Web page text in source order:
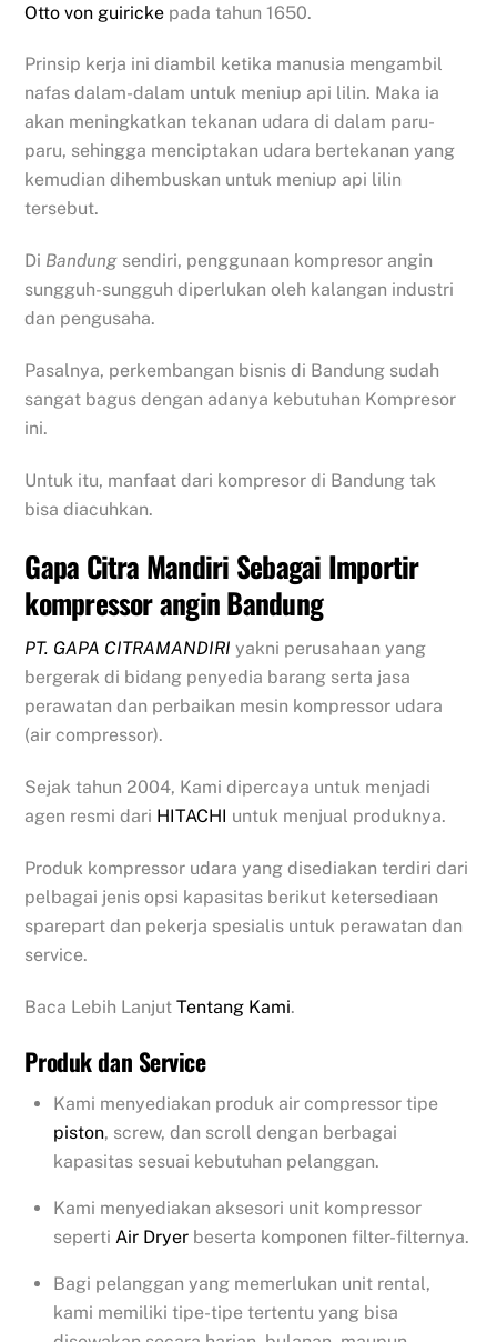
Otto von guiricke pada tahun 1650.
Prinsip kerja ini diambil ketika manusia mengambil
nafas dalam-dalam untuk meniup api lilin. Maka ia
akan meningkatkan tekanan udara di dalam paru-
paru, sehingga menciptakan udara bertekanan yang
kemudian dihembuskan untuk meniup api lilin
tersebut.
Di Bandung sendiri, penggunaan kompresor angin
sungguh-sungguh diperlukan oleh kalangan industri
dan pengusaha.
Pasalnya, perkembangan bisnis di Bandung sudah
sangat bagus dengan adanya kebutuhan Kompresor
ini.
Untuk itu, manfaat dari kompresor di Bandung tak
bisa diacuhkan.
Gapa Citra Mandiri Sebagai Importir
kompressor angin Bandung
PT. GAPA CITRAMANDIRI yakni perusahaan yang
bergerak di bidang penyedia barang serta jasa
perawatan dan perbaikan mesin kompressor udara
(air compressor).
Sejak tahun 2004, Kami dipercaya untuk menjadi
agen resmi dari HITACHI untuk menjual produknya.
Produk kompressor udara yang disediakan terdiri dari
pelbagai jenis opsi kapasitas berikut ketersediaan
sparepart dan pekerja spesialis untuk perawatan dan
service.
Baca Lebih LanjutTentang Kami.
Produk dan Service
Kami menyediakan produk air compressor tipe
piston, screw, dan scroll dengan berbagai
kapasitas sesuai kebutuhan pelanggan.
Kami menyediakan aksesori unit kompressor
seperti Air Dryer beserta komponen filter-filternya.
Bagi pelanggan yang memerlukan unit rental,
kami memiliki tipe-tipe tertentu yang bisa